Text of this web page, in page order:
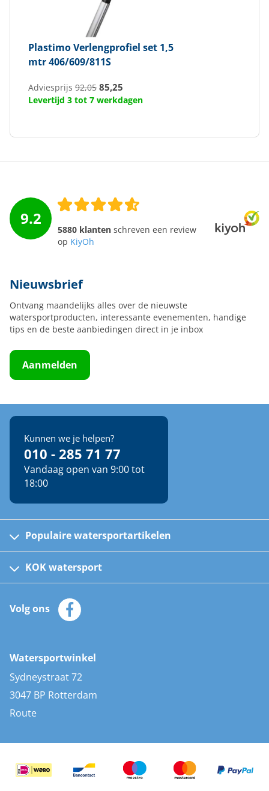
PlastimoVerlengprofiel set 1,5
mtr 406/609/811S
Adviesprijs 92,05 85,25
Levertijd 3 tot 7 werkdagen
9.2
5880 klanten schreven een review
op KiyOh
Nieuwsbrief
Ontvang maandelijks alles over de nieuwste
watersportproducten, interessante evenementen, handige
tips en de beste aanbiedingen direct in je inbox
Aanmelden
Kunnen we je helpen?
010 - 285 71 77
Vandaag open van 9:00 tot
18:00
Populaire watersportartikelen
Kinder reddingsvesten
Automatische reddingsvesten
Zeilkleding
Zonnepanelen
AIS transponders
Stootwillen en fenders
Bootkussens
Zwemtrappen
KOK watersport
Klantenservice
Merken
Volg ons
Watersportwinkel
Sydneystraat 72
3047 BP Rotterdam
Route